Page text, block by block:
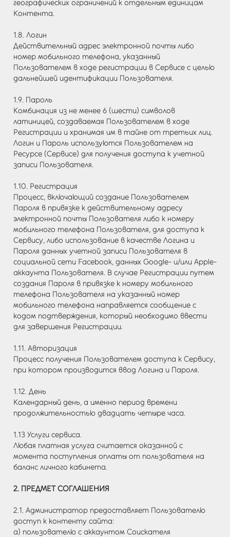
географических ограничений к отдельным единицам
Контента.
1.8. Логин
Действительный адрес электронной почты либо
номер мобильного телефона, указанный
Пользователем в ходе регистрации в Сервисе с целью
дальнейшей идентификации Пользователя.
1.9. Пароль
Комбинация из не менее 6 (шести) символов
латиницей, создаваемая Пользователем в ходе
Регистрации и хранимая им в тайне от третьих лиц.
Логин и Пароль используются Пользователем на
Ресурсе (Сервисе) для получения доступа к учетной
записи Пользователя.
1.10. Регистрация
Процесс, включающий создание Пользователем
Пароля в привязке к действительному адресу
электронной почты Пользователя либо к номеру
мобильного телефона Пользователя, для доступа к
Сервису, либо использование в качестве Логина и
Пароля данных учетной записи Пользователя в
социальной сети Facebook, данных Google- и/или Apple-
аккаунта Пользователя. В случае Регистрации путем
создания Пароля в привязке к номеру мобильного
телефона Пользователя на указанный номер
мобильного телефона направляется сообщение с
кодом подтверждения, который необходимо ввести
для завершения Регистрации.
1.11. Авторизация
Процесс получения Пользователем доступа к Сервису,
при котором производится ввод Логина и Пароля.
1.12. День
Календарный день, а именно период времени
продолжительностью двадцать четыре часа.
1.13 Услуги сервиса.
Любая платная услуга считается оказанной с
момента поступления оплаты от пользователя на
баланс личного кабинета.
2. ПРЕДМЕТ СОГЛАШЕНИЯ
2.1. Администратор предоставляет Пользователю
доступ к контенту сайта:
а) пользователю с аккаунтом Соискателя